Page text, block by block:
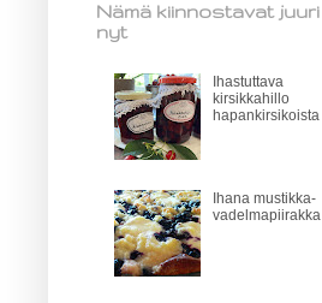
Nämä kiinnostavat juuri
nyt
Ihastuttava
kirsikkahillo
hapankirsikoista
Ihana mustikka-
vadelmapiirakka